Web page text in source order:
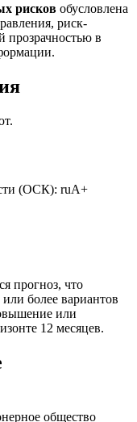
рисков обусловлена
риск-
прозрачностью в
(ОСК): ruА+
прогноз, что
более вариантов
или
12 месяцев.
общество